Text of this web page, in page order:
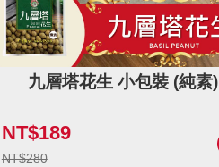
九層塔花生 小包裝 (純素)
NT$189
NT$280